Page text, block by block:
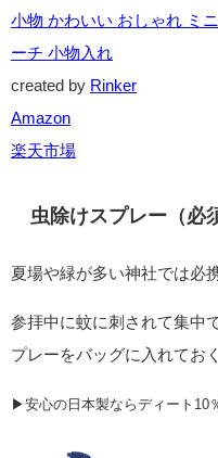
小物 かわいい おしゃれ ミ
ーチ 小物入れ
created by Rinker
Amazon
楽天市場
虫除けスプレー（
夏場や緑が多い神社では必
参拝中に蚊に刺されて集中
プレーをバッグに入れてお
▶安心の日本製ならディート10